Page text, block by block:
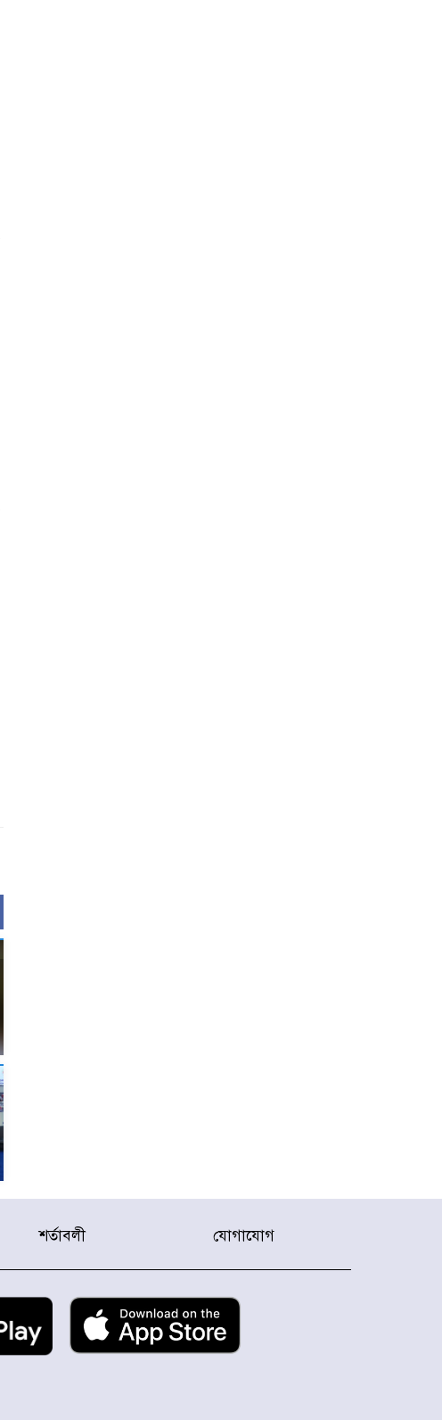
শর্তাবলী যোগাযোগ